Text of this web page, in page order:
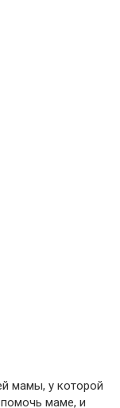
мамы, у которой
маме, и